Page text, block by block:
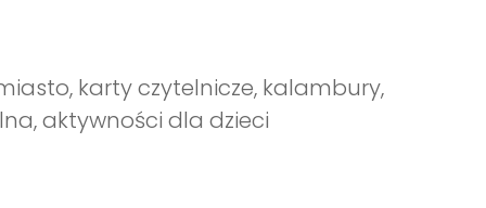
karty czytelnicze, kalambury,
aktywności dla dzieci